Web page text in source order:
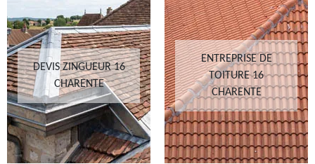
DEVIS ZINGUEUR 16
CHARENTE
ENTREPRISE DE
TOITURE 16
CHARENTE